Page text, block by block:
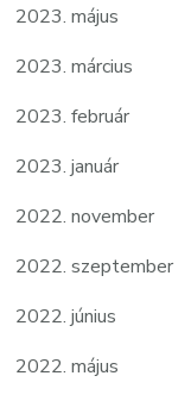
2023. május
2023. március
2023. február
2023. január
2022. november
2022. szeptember
2022. június
2022. május